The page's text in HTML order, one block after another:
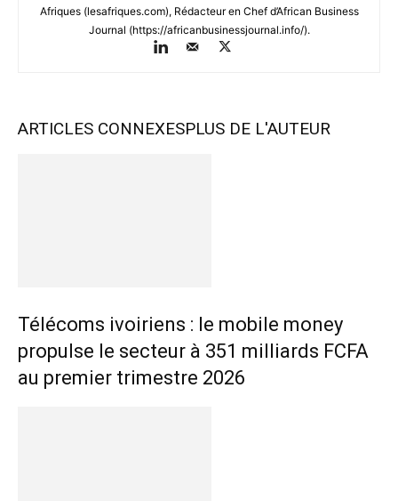
Afriques (lesafriques.com), Rédacteur en Chef d’African Business
Journal (https://africanbusinessjournal.info/).
ARTICLES CONNEXESPLUS DE L'AUTEUR
Télécoms ivoiriens : le mobile money
propulse le secteur à 351 milliards FCFA
au premier trimestre 2026